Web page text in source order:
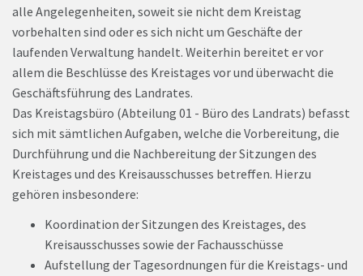
alle Angelegenheiten, soweit sie nicht dem Kreistag
vorbehalten sind oder es sich nicht um Geschäfte der
laufenden Verwaltung handelt. Weiterhin bereitet er vor
allem die Beschlüsse des Kreistages vor und überwacht die
Geschäftsführung des Landrates.
Das Kreistagsbüro (Abteilung 01 - Büro des Landrats) befasst
sich mit sämtlichen Aufgaben, welche die Vorbereitung, die
Durchführung und die Nachbereitung der Sitzungen des
Kreistages und des Kreisausschusses betreffen. Hierzu
gehören insbesondere:
Koordination der Sitzungen des Kreistages, des
Kreisausschusses sowie der Fachausschüsse
Aufstellung der Tagesordnungen für die Kreistags- und